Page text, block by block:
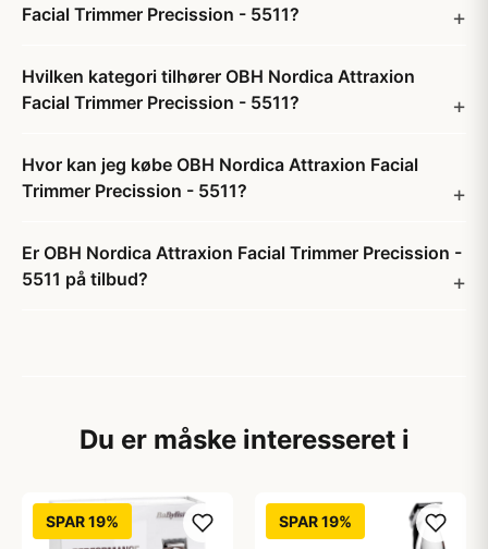
Facial Trimmer Precission - 5511?
Hvilken kategori tilhører OBH Nordica Attraxion
Facial Trimmer Precission - 5511?
Hvor kan jeg købe OBH Nordica Attraxion Facial
Trimmer Precission - 5511?
Er OBH Nordica Attraxion Facial Trimmer Precission -
5511 på tilbud?
Du er måske interesseret i
SPAR 19% SPAR 19%